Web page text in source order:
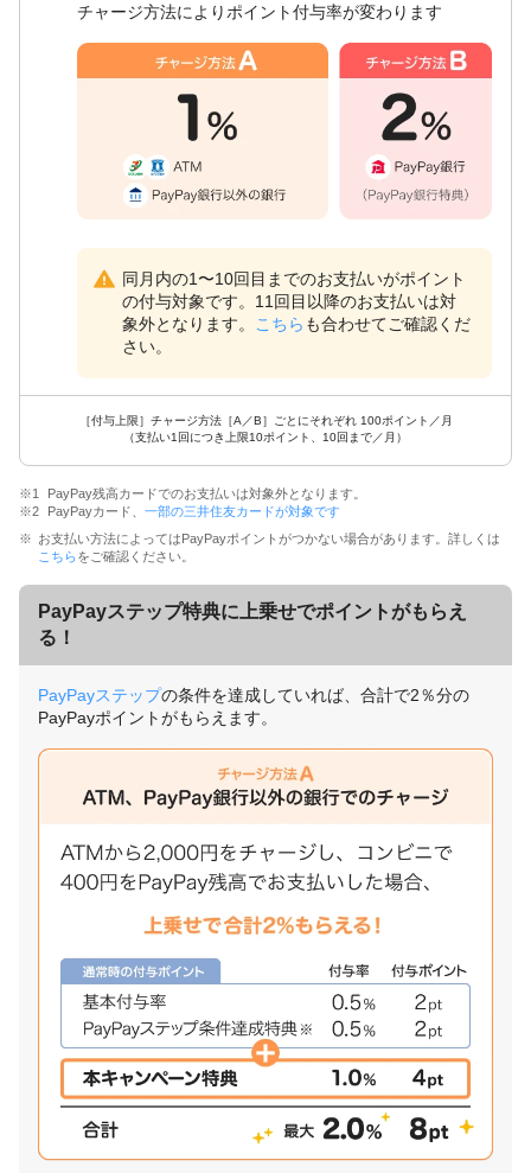
チャージ方法によりポイント付与率が変わります
同月内の1〜10回目までのお支払いがポイント
の付与対象です。11回目以降のお支払いは対
象外となります。
こちら も合わせてご確認くだ
さい。
［付与上限］チャージ方法［A／B］ごとにそれぞれ 100ポイント／月
（支払い1回につき上限10ポイント、10回まで／月）
PayPay残高カードでのお支払いは対象外となります。
PayPayカード、 一部の三井住友カードが対象です
お支払い方法によってはPayPayポイントがつかない場合があります。詳しくは
こちらをご確認ください。
PayPayステップ特典に上乗せでポイントがもらえ
る！
PayPayステップの条件を達成していれば、合計で2％分の
PayPayポイントがもらえます。